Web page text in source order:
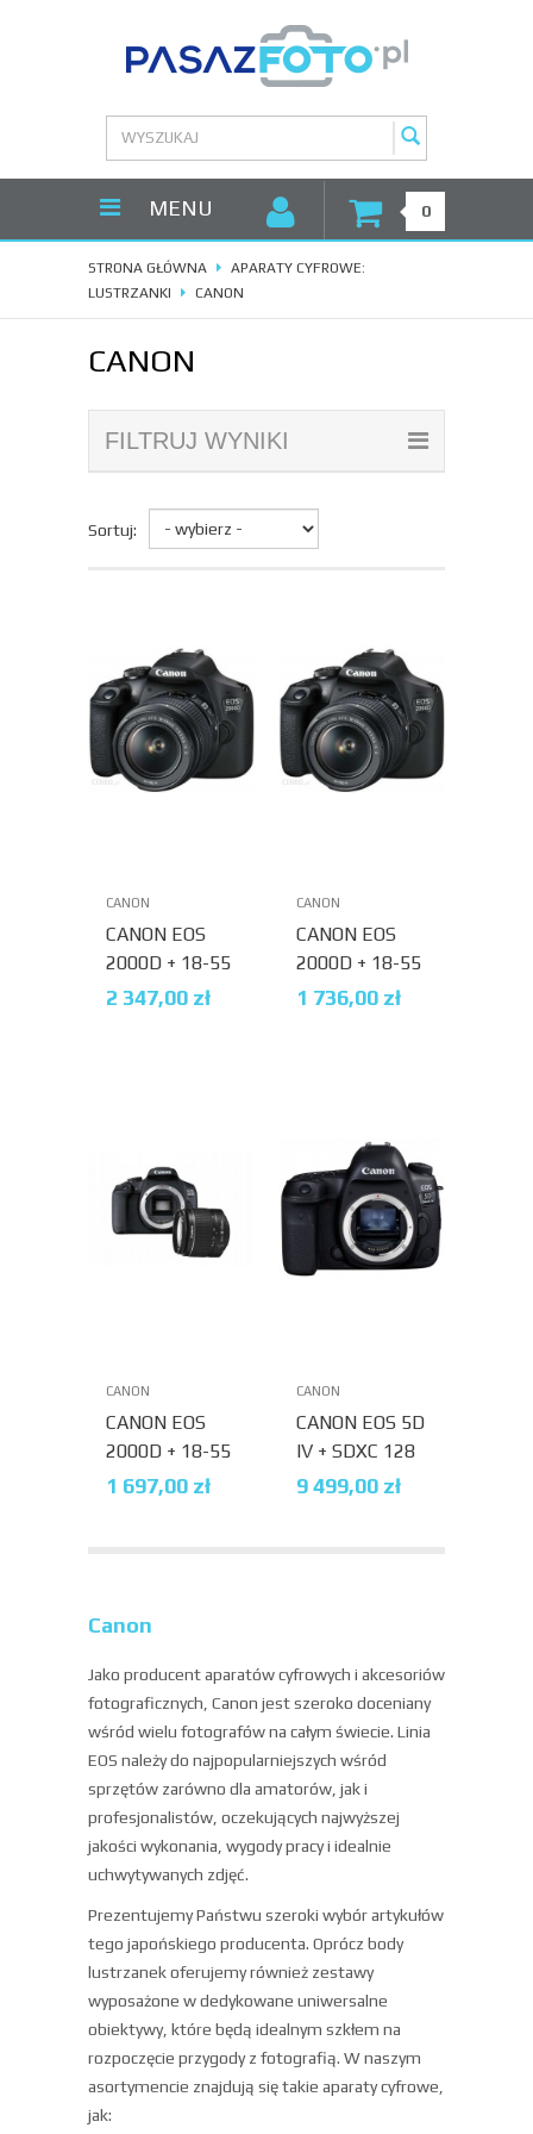
MENU 0
STRONA GŁÓWNA
APARATY CYFROWE:
LUSTRZANKI
CANON
CANON
FILTRUJ WYNIKI
Sortuj:
CANON
CANON EOS
2000D + 18-55
IS STM
2 347,00 zł
CANON
CANON EOS
2000D + 18-55
IS II + KARTA
1 736,00 zł
CANON
CANON EOS
2000D + 18-55
DC III
1 697,00 zł
CANON
CANON EOS 5D
IV + SDXC 128
GB GRATIS
9 499,00 zł
Canon
Jako producent aparatów cyfrowych i akcesoriów
fotograficznych, Canon jest szeroko doceniany
wśród wielu fotografów na całym świecie. Linia
EOS należy do najpopularniejszych wśród
sprzętów zarówno dla amatorów, jak i
profesjonalistów, oczekujących najwyższej
jakości wykonania, wygody pracy i idealnie
uchwytywanych zdjęć.
Prezentujemy Państwu szeroki wybór artykułów
tego japońskiego producenta. Oprócz body
lustrzanek oferujemy również zestawy
wyposażone w dedykowane uniwersalne
obiektywy, które będą idealnym szkłem na
rozpoczęcie przygody z fotografią. W naszym
asortymencie znajdują się takie aparaty cyfrowe,
jak: